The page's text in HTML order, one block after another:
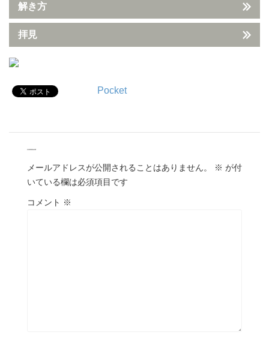
解き方
拝見
Pocket
comment
メールアドレスが公開されることはありません。 ※ が付
いている欄は必須項目です
コメント ※